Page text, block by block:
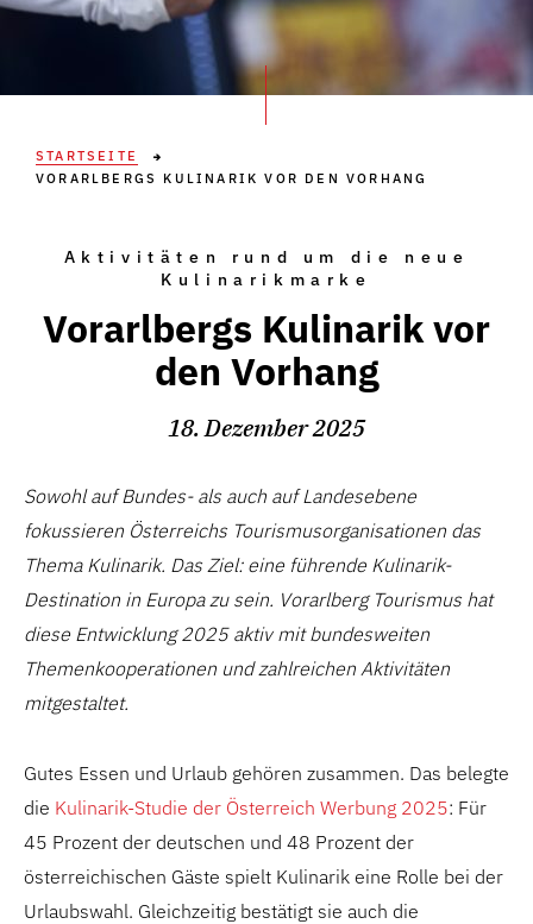
STARTSEITE
VORARLBERGS KULINARIK VOR DEN VORHANG
Aktivitäten rund um die neue
Kulinarikmarke
Vorarlbergs Kulinarik vor
den Vorhang
18. Dezember 2025
Sowohl auf Bundes- als auch auf Landesebene
fokussieren Österreichs Tourismusorganisationen das
Thema Kulinarik. Das Ziel: eine führende Kulinarik-
Destination in Europa zu sein. Vorarlberg Tourismus hat
diese Entwicklung 2025 aktiv mit bundesweiten
Themenkooperationen und zahlreichen Aktivitäten
mitgestaltet.
Gutes Essen und Urlaub gehören zusammen. Das belegte
die Kulinarik-Studie der Österreich Werbung 2025: Für
45 Prozent der deutschen und 48 Prozent der
österreichischen Gäste spielt Kulinarik eine Rolle bei der
Urlaubswahl. Gleichzeitig bestätigt sie auch die